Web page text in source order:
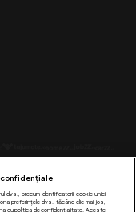
confidențiale
dvs., precum identificatorii cookie unici
preferințele dvs. făcând clic mai jos,
cu politica de confidențialitate. Aceste